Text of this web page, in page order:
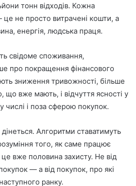
тонн відходів. Кожна
це не просто витрачені кошти, а
енергія, людська праця.
свідоме споживання,
про покращення фінансового
зниження тривожності, більше
що вже мають, і відчуття ясності у
числі і поза сферою покупок.
Алгоритми ставатимуть
того, як саме працює
вже половина захисту. Не від
— а від покупок, про які
ранку.